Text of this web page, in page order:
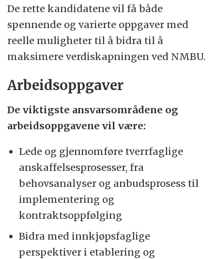
innkjøp og anskaffelser representerer –
samtidig som vi trives på jobb!
De rette kandidatene vil få både
spennende og varierte oppgaver med
reelle muligheter til å bidra til å
maksimere verdiskapningen ved NMBU.
Arbeidsoppgaver
De viktigste ansvarsområdene og
arbeidsoppgavene vil være:
Lede og gjennomføre tverrfaglige
anskaffelsesprosesser, fra
behovsanalyser og anbudsprosess til
implementering og
kontraktsoppfølging
Bidra med innkjøpsfaglige
perspektiver i etablering og